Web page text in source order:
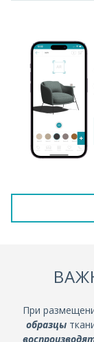
При
образцы